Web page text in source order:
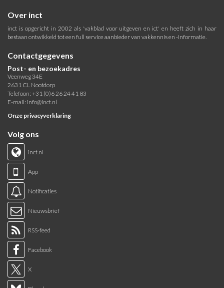
Over inct
inct is opgericht in 2002 als 'vakblad voor uitgeven en ict' en heeft zich in haar
bestaan ontwikkeld tot een full service aanbieder van vakkennis en -informatie.
Contactgegevens
Post- en bezoekadres
Veenweg 34E
2631 CL Nootdorp
Telefoon: +31 (0)6 26 24 41 83
E-mail: info@inct.nl
Onze privacyverklaring
Volg ons
inct.nl
App
Notificaties
Nieuwsbrief
RSS-feed
Facebook
X